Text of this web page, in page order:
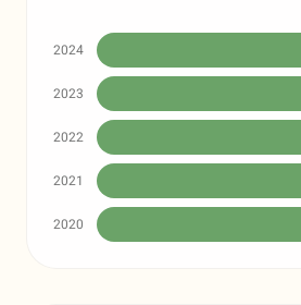
2024
2023
2022
2021
2020